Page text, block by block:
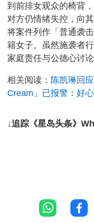
到前排女观众的椅背
对方仍情绪失控，向
将案件列作「普通袭
籍女子。虽然施袭者
家庭责任与公德心讨
相关阅读： 陈凯琳回
Cream」已报警：好
↓追踪《星岛头条》